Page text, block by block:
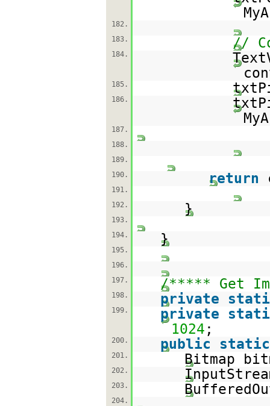
182.
183.
//
184.
185.
186.
187.
188.
189.
190.
return
191.
192.
}
193.
194.
}
195.
196.
197.
/***** Get
198. private
199. private
1024 ;
200. public static
201. Bitmap
202.
203.
204.